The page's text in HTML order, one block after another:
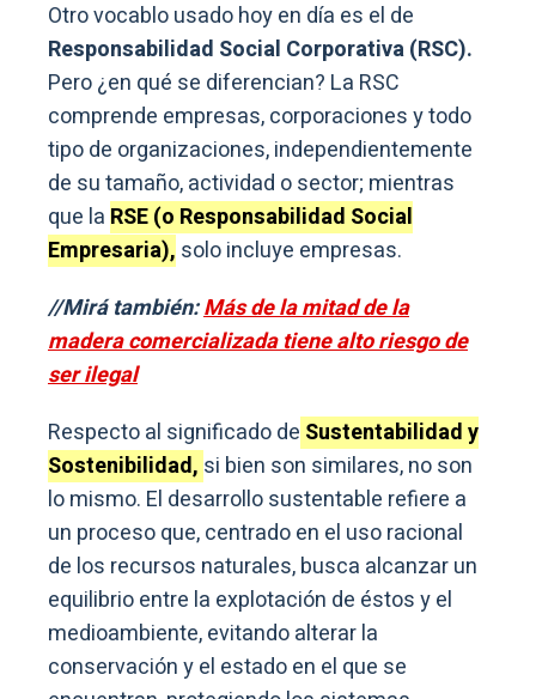
Otro vocablo usado hoy en día es el de
Responsabilidad Social Corporativa (RSC).
Pero ¿en qué se diferencian? La RSC
comprende empresas, corporaciones y todo
tipo de organizaciones, independientemente
de su tamaño, actividad o sector; mientras
que la RSE (o Responsabilidad Social
Empresaria), solo incluye empresas.
//Mirá también:Más de la mitad de la
madera comercializada tiene alto riesgo de
ser ilegal
Respecto al significado de Sustentabilidad y
Sostenibilidad, si bien son similares, no son
lo mismo. El desarrollo sustentable refiere a
un proceso que, centrado en el uso racional
de los recursos naturales, busca alcanzar un
equilibrio entre la explotación de éstos y el
medioambiente, evitando alterar la
conservación y el estado en el que se